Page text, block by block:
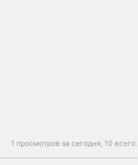
1 просмотров за сегодня, 10 всего.